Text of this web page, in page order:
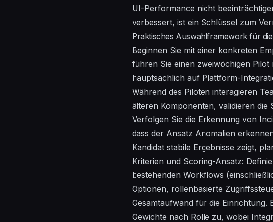
UI-Performance nicht
verbessert, ist ein Schlüssel zum
Praktisches Auswahlframework für
Beginnen Sie mit einer konkreten
führen Sie einen zweiwöchigen Pilot
hauptsächlich auf Plattform-
Während des Piloten interagieren
älteren Komponenten, validieren die
Verfolgen Sie die Erkennung von
dass der Ansatz Anomalien
Kandidat stabile Ergebnisse zeigt,
Kriterien und Scoring-Ansatz:
bestehenden Workflows
Optionen, rollenbasierte
Gesamtaufwand für die Einrichtung.
Gewichte nach Rolle zu, wobei